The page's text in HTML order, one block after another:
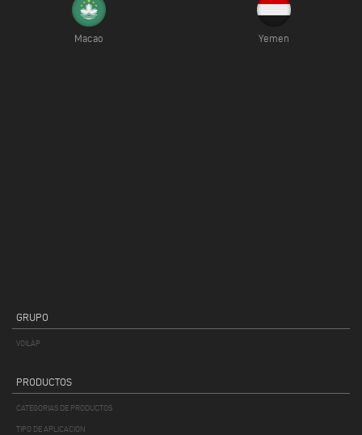
Macao Yemen
GRUPO
VOILÀP
PRODUCTOS
CATEGORIAS DE PRODUCTOS
TIPO DE APLICACION